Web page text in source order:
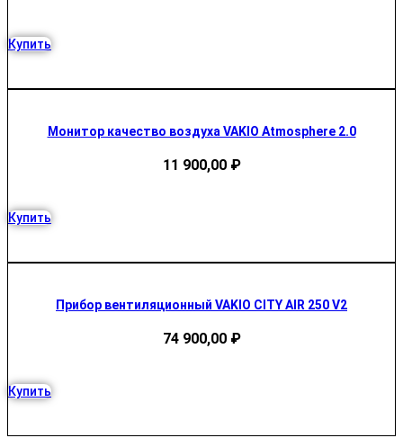
Купить
Монитор качество воздуха VAKIO Atmosphere 2.0
11 900,00 ₽
Купить
Прибор вентиляционный VAKIO CITY AIR 250 V2
74 900,00 ₽
Купить